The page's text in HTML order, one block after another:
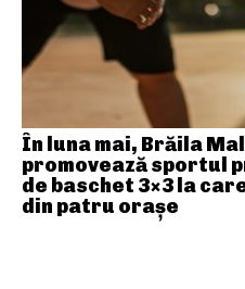
În luna mai, Brăila
promovează sportul
de baschet 3×3 la
din patru orașe